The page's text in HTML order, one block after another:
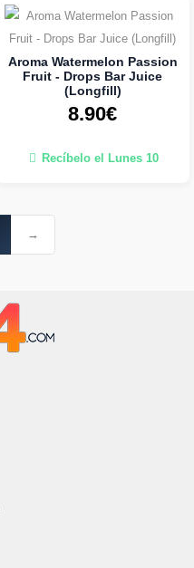
Aroma Watermelon Passion
Fruit - Drops Bar Juice
(Longfill)
8.90€
Recíbelo el Lunes 10
→